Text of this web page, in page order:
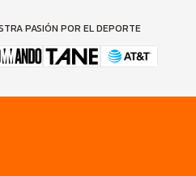
PASIÓN POR EL DEPORTE